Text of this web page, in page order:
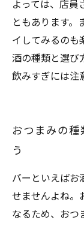
よっては、店員
ともあります。
イしてみるのも
酒の種類と選び
飲みすぎには注
おつまみの種
う
バーといえばお
せませんよね。
なるため、おつ